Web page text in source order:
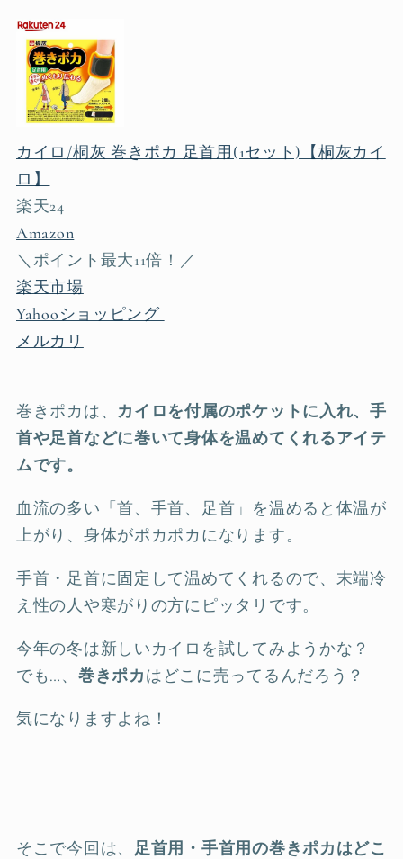
カイロ/桐灰 巻きポカ 足首用(1セット)【桐灰カイ
ロ】
楽天24
Amazon
＼ポイント最大11倍！／
楽天市場
Yahooショッピング
メルカリ
巻きポカは、 カイロを付属のポケットに入れ、手
首や足首などに巻いて身体を温めてくれるアイテ
ムです。
血流の多い「首、手首、足首」を温めると体温が
上がり、身体がポカポカになります。
手首・足首に固定して温めてくれるので、末端冷
え性の人や寒がりの方にピッタリです。
今年の冬は新しいカイロを試してみようかな？
でも…、 巻きポカはどこに売ってるんだろう？
気になりますよね！
そこで今回は、 足首用・手首用の巻きポカはどこ